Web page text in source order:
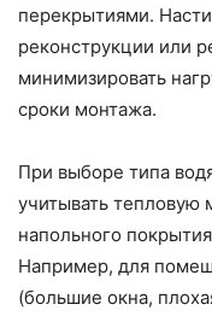
перекрытиями.
реконструкции или
минимизировать
сроки монтажа.
При выборе типа
учитывать
напольного
Например, для
(большие окна,